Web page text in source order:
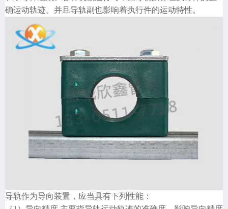
确运动轨迹。并且导轨副也影响着执行件的运动特性。
导轨作为导向装置，应当具有下列性能：